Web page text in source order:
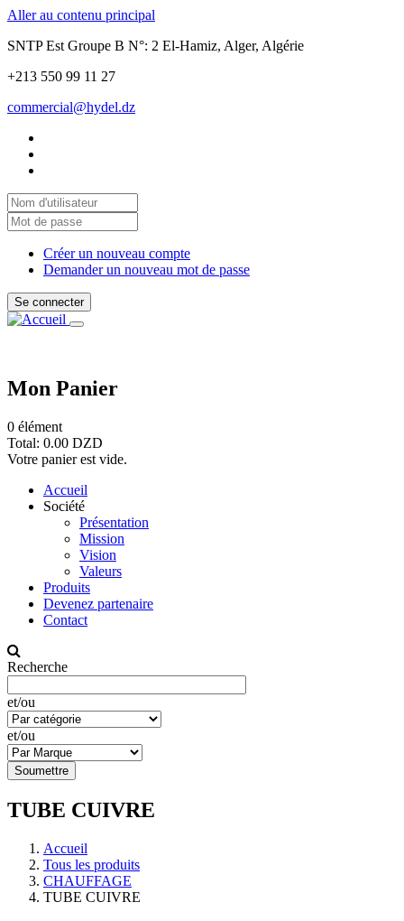
Aller au contenu principal
SNTP Est Groupe B N°: 2 El-Hamiz, Alger, Algérie
+213 550 99 11 27
commercial@hydel.dz
Créer un nouveau compte
Demander un nouveau mot de passe
Se connecter
Toggle
Mon Panier
0 élément
Total: 0.00 DZD
Votre panier est vide.
Accueil
Société
Présentation
Mission
Vision
Valeurs
Produits
Devenez partenaire
Contact
Recherche
et/ou
et/ou
Soumettre
TUBE CUIVRE
Accueil
Tous les produits
CHAUFFAGE
TUBE CUIVRE